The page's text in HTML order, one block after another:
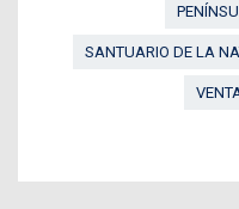
SANTUARIO DE LA